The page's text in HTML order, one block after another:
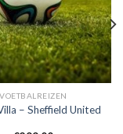
VOETBALREIZEN
– Sheffield United